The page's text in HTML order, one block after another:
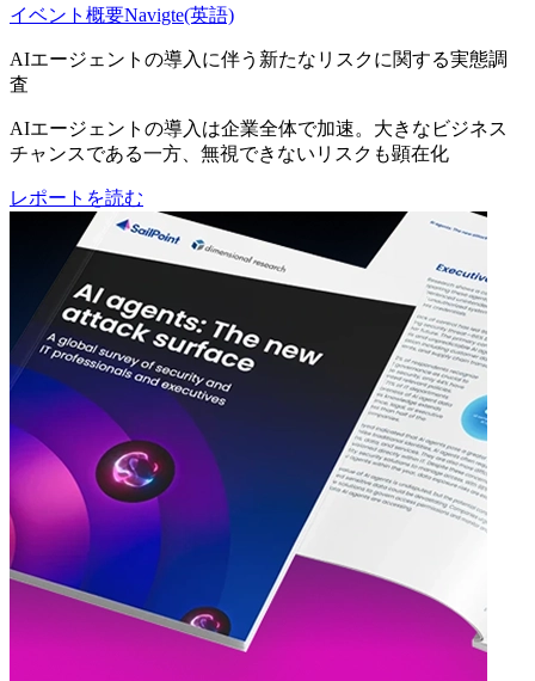
イベント概要Navigte(英語)
AIエージェントの導入に伴う新たなリスクに関する実態調
査
AIエージェントの導入は企業全体で加速。大きなビジネス
チャンスである一方、無視できないリスクも顕在化
レポートを読む